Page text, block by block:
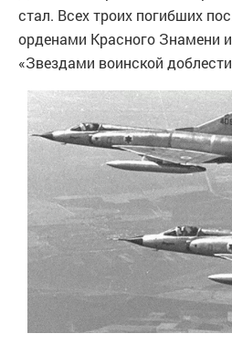
стал. Всех троих погибших
орденами Красного Знамени
«Звездами воинской